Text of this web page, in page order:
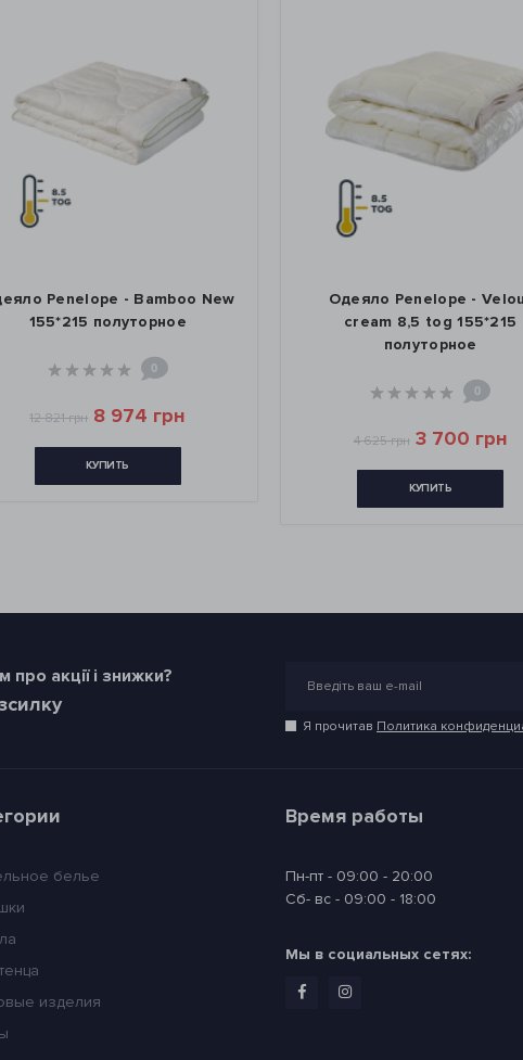
Penelope - Bamboo New
155*215 полуторное
0
12 821 грн 8 974 грн
КУПИТЬ
Одеяло Penelope -
cream 8,5 tog 155*215
полуторное
0
4 625 грн 3 700 грн
КУПИТЬ
акції і знижки?
Я прочитав Политика
белье
изделия
Время работы
Пн-пт - 09:00 - 20:00
Сб- вс - 09:00 - 18:00
Мы в социальных сетях: